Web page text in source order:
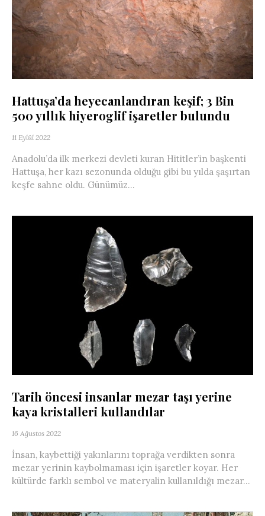
Hattuşa’da heyecanlandıran keşif; 3 Bin
500 yıllık hiyeroglif işaretler bulundu
11 Eylül 2022
Anadolu’da ilk merkezi devleti kuran Hititler’in başkenti
Hattuşa, her kazı sezonunda olduğu gibi bu yılda şaşırtan
keşfe sahne oldu. Günümüz...
Tarih öncesi insanlar mezar taşı yerine
kaya kristalleri kullandılar
16 Ağustos 2022
İnsan, kaybettiği yakınlarını toprağa verdikten sonra
mezar yerinin kaybolmaması için işaretler koyar. Her
kültürde farklı sembol ve materyalin kullanıldığı mezar...